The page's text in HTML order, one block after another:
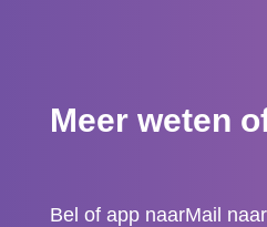
Meer weten
Bel of app naarMail naar